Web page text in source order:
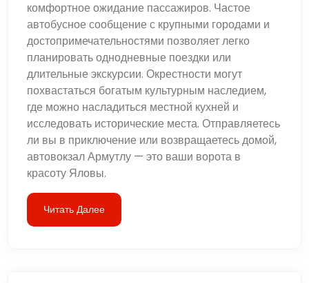
комфортное ожидание пассажиров. Частое
автобусное сообщение с крупными городами и
достопримечательностями позволяет легко
планировать однодневные поездки или
длительные экскурсии. Окрестности могут
похвастаться богатым культурным наследием,
где можно насладиться местной кухней и
исследовать исторические места. Отправляетесь
ли вы в приключение или возвращаетесь домой,
автовокзал Армутлу — это ваши ворота в
красоту Яловы.
Читать Далее